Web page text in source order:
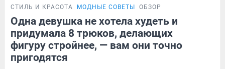
СТИЛЬ И КРАСОТА МОДНЫЕ СОВЕТЫ ОБЗОР
Одна девушка не хотела худеть и
придумала 8 трюков, делающих
фигуру стройнее, — вам они точно
пригодятся